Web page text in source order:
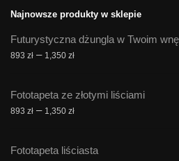
Najnowsze produkty w sklepie
Futurystyczna dżungla w Twoim
893 zł – 1,350 złZakres
893 zł
do
Fototapeta ze złotymi liściami
893 zł – 1,350 złZakres
893 zł
Fototapeta liściasta